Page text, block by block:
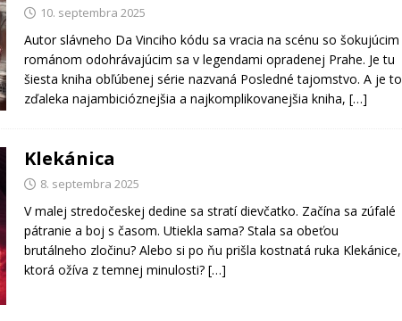
10. septembra 2025
Autor slávneho Da Vinciho kódu sa vracia na scénu so šokujúcim
románom odohrávajúcim sa v legendami opradenej Prahe. Je tu
šiesta kniha obľúbenej série nazvaná Posledné tajomstvo. A je to
zďaleka najambicióznejšia a najkomplikovanejšia kniha, […]
Klekánica
8. septembra 2025
V malej stredočeskej dedine sa stratí dievčatko. Začína sa zúfalé
pátranie a boj s časom. Utiekla sama? Stala sa obeťou
brutálneho zločinu? Alebo si po ňu prišla kostnatá ruka Klekánice,
ktorá ožíva z temnej minulosti? […]